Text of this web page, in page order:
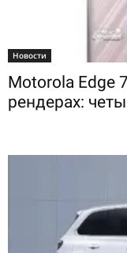
Новости
Motorola Edge
рендерах: